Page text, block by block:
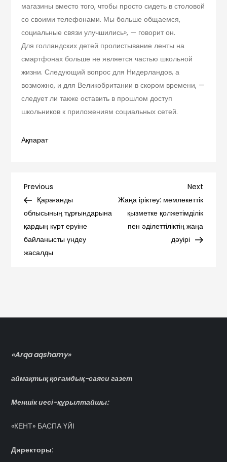
магазины вместо того, чтобы просто сидеть в столовой
со своими телефонами. Мы больше общаемся,
социальные связи улучшились», — говорит он.
Для голландских детей пролистывание ленты на
смартфонах больше не является частью школьной
жизни. Следующий вопрос для Нидерландов, а
возможно, и для Великобритании в скором времени, —
следует ли также оставить в прошлом доступ
школьников к приложениям социальных сетей.
Ақпарат
Навигация
по
записям
Previous
Post
Previous
Қарағанды
облысының тұрғындарына
қардың күрт еруіне
байланысты үндеу
жасалды
Next
Post
Next
Жаңа іріктеу: мемлекеттік
қызметке қолжетімділік
пен әділеттіліктің жаңа
дәуірі
«Arqa aqshamy»
аймақтық қоғамдық-саяси газет
Меншік иесі-құрылтайшы:
«КЕНТ» БАСПА ҮЙІ
Директоры: